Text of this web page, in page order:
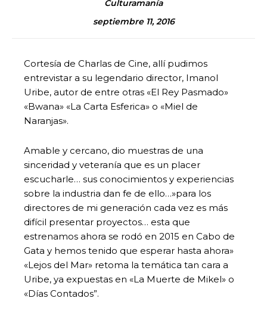
Culturamanía
septiembre 11, 2016
Cortesía de Charlas de Cine, allí pudimos
entrevistar a su legendario director, Imanol
Uribe, autor de entre otras «El Rey Pasmado»
«Bwana» «La Carta Esferica» o «Miel de
Naranjas».
Amable y cercano, dio muestras de una
sinceridad y veteranía que es un placer
escucharle… sus conocimientos y experiencias
sobre la industria dan fe de ello…»para los
directores de mi generación cada vez es más
difícil presentar proyectos… esta que
estrenamos ahora se rodó en 2015 en Cabo de
Gata y hemos tenido que esperar hasta ahora»
«Lejos del Mar» retoma la temática tan cara a
Uribe, ya expuestas en «La Muerte de Mikel» o
«Días Contados”.